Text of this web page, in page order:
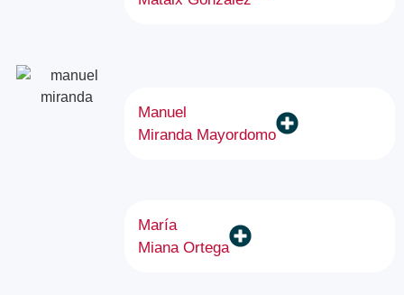
Manuel
Miranda Mayordomo
María
Miana Ortega